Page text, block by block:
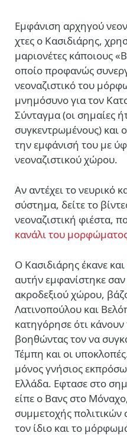
Εμφάνιση αρχηγού
χτες ο Κασιδιάρης,
μαριονέτες κάποιους
οποίο προφανώς
νεοναζιστικό του
μνημόσυνο για τον
Σύνταγμα (οι σημαίες
συγκεντρωμένους) και
την εμφάνισή του με
νεοναζιστικού χώρου.
Αν αντέχει το νευρικό
σύστημα, δείτε το
νεοναζιστική φιέστα,
κανάλι του
O Kασιδιάρης έκανε και
αυτήν εμφανίστηκε
ακροδεξιού χώρου,
Λατινοπούλου και
κατηγόρησε ότι
βοηθώντας τον να
Τέμπη και οι
μόνος γνήσιος
Ελλάδα. Εφτασε στο
είπε ο Βανς στο
συμμετοχής πολιτικών
τον ίδιο και το